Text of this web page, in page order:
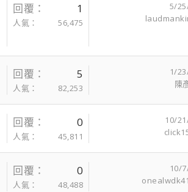
回覆 1
人氣 56,475
5/
回覆 5
人氣 82,253
1/
陳
回覆 0
人氣 45,811
10/
回覆 0
人氣 48,488
10/